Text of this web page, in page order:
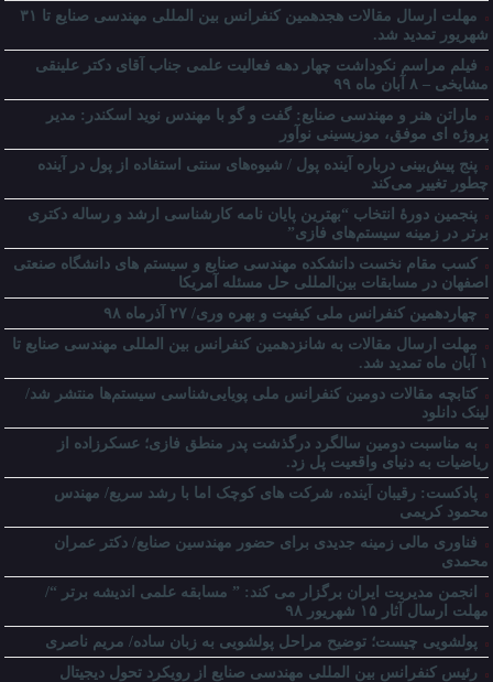
مهلت ارسال مقالات هجدهمین کنفرانس بین المللی مهندسی صنایع تا ۳۱
شهریور تمدید شد.
فیلم مراسم نکوداشت چهار دهه فعالیت علمی جناب آقای دکتر علینقی
مشایخی – ۸ آبان ماه ۹۹
ماراتن هنر و مهندسی صنایع: گفت و گو با مهندس نوید اسکندر: مدیر
پروژه ای موفق، موزیسینی نوآور
پنج پیش‌بینی درباره آینده پول / شیوه‌های سنتی استفاده از پول در آینده
چطور تغییر می‌کند
پنجمین دورۀ انتخاب “بهترین پایان ­نامه کارشناسی­ ارشد و رساله دکتری
برتر در زمینه سیستم‌های فازی”
کسب مقام نخست دانشکده مهندسی صنایع و سیستم های دانشگاه صنعتی
اصفهان در مسابقات بین‌المللی حل مسئله آمریکا
چهاردهمین کنفرانس ملی کیفیت و بهره وری/ ۲۷ آذرماه ۹۸
مهلت ارسال مقالات به شانزدهمین کنفرانس بین المللی مهندسی صنایع تا
۱ آبان ماه تمدید شد.
کتابچه مقالات دومین کنفرانس ملی پویایی‌شناسی سیستم‌ها منتشر شد/
لینک دانلود
به مناسبت دومین سالگرد درگذشت پدر منطق فازی؛ عسکرزاده از
ریاضیات به دنیای واقعیت پل زد.
پادکست: رقیبان آینده، شرکت های کوچک اما با رشد سریع/ مهندس
محمود کریمی
فناوری مالی زمینه جدیدی برای حضور مهندسین صنایع/ دکتر عمران
محمدی
انجمن مدیریت ایران برگزار می کند: ” مسابقه علمی اندیشه برتر “/
مهلت ارسال آثار ۱۵ شهریور ۹۸
پولشویی چیست؛ توضیح مراحل پولشویی به زبان ساده/ مریم ناصری
رئیس کنفرانس بین المللی مهندسی صنایع از رویکرد تحول دیجیتال